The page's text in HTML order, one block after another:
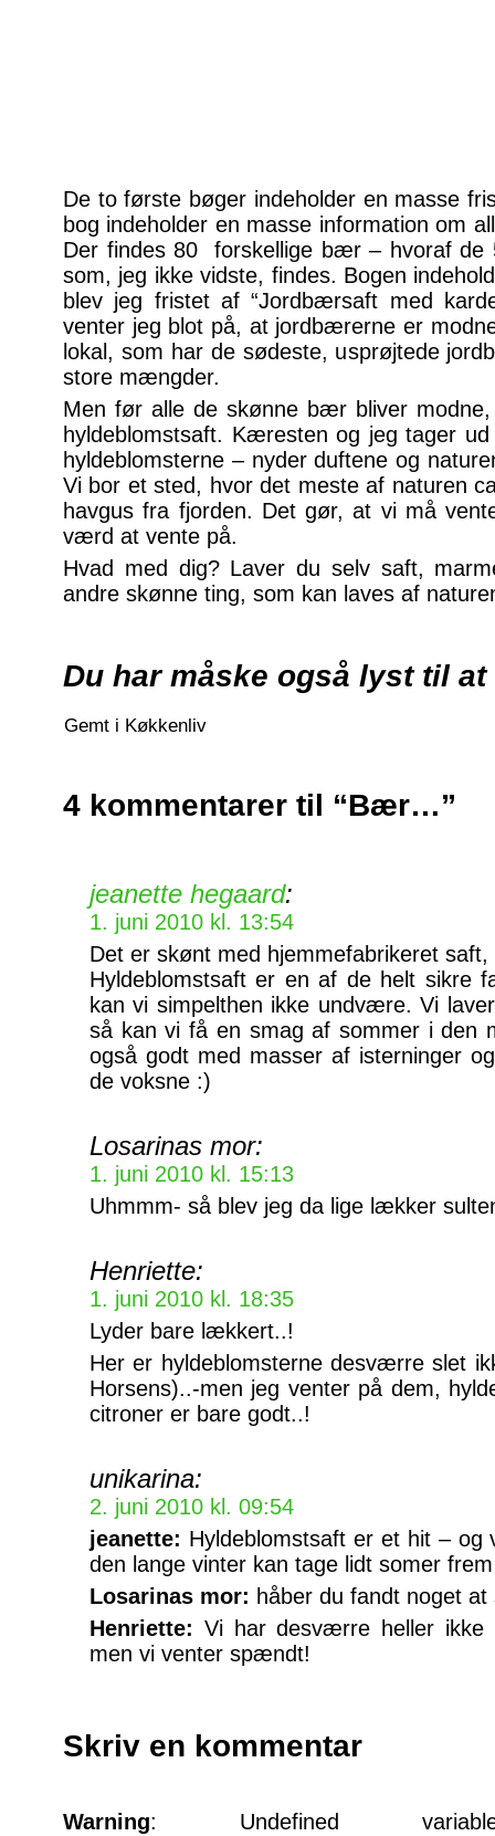
De to første bøger indeholder en masse
bog indeholder en masse information om
Der findes 80 forskellige bær – hvoraf de
som, jeg ikke vidste, findes. Bogen
blev jeg fristet af “Jordbærsaft med
venter jeg blot på, at jordbærerne er
lokal, som har de sødeste, usprøjtede
store mængder.
Men før alle de skønne bær bliver
hyldeblomstsaft. Kæresten og jeg tager
hyldeblomsterne – nyder duftene og
Vi bor et sted, hvor det meste af naturen
havgus fra fjorden. Det gør, at vi må
værd at vente på.
Hvad med dig? Laver du selv saft,
andre skønne ting, som kan laves af
Du har måske også lyst til
Gemt i Køkkenliv
4 kommentarer til “Bær…”
jeanette hegaard:
1. juni 2010 kl. 13:54
Det er skønt med hjemmefabrikeret
Hyldeblomstsaft er en af de helt sikre
kan vi simpelthen ikke undvære. Vi
så kan vi få en smag af sommer i den
også godt med masser af isterninger
de voksne :)
Losarinas mor:
1. juni 2010 kl. 15:13
Uhmmm- så blev jeg da lige lækker
Henriette:
1. juni 2010 kl. 18:35
Lyder bare lækkert..!
Her er hyldeblomsterne desværre slet
Horsens)..-men jeg venter på dem,
citroner er bare godt..!
unikarina:
2. juni 2010 kl. 09:54
jeanette: Hyldeblomstsaft er et hit –
den lange vinter kan tage lidt somer frem
Losarinas mor: håber du fandt noget
Henriette: Vi har desværre heller ikke
men vi venter spændt!
Skriv en kommentar
Warning: Undefined